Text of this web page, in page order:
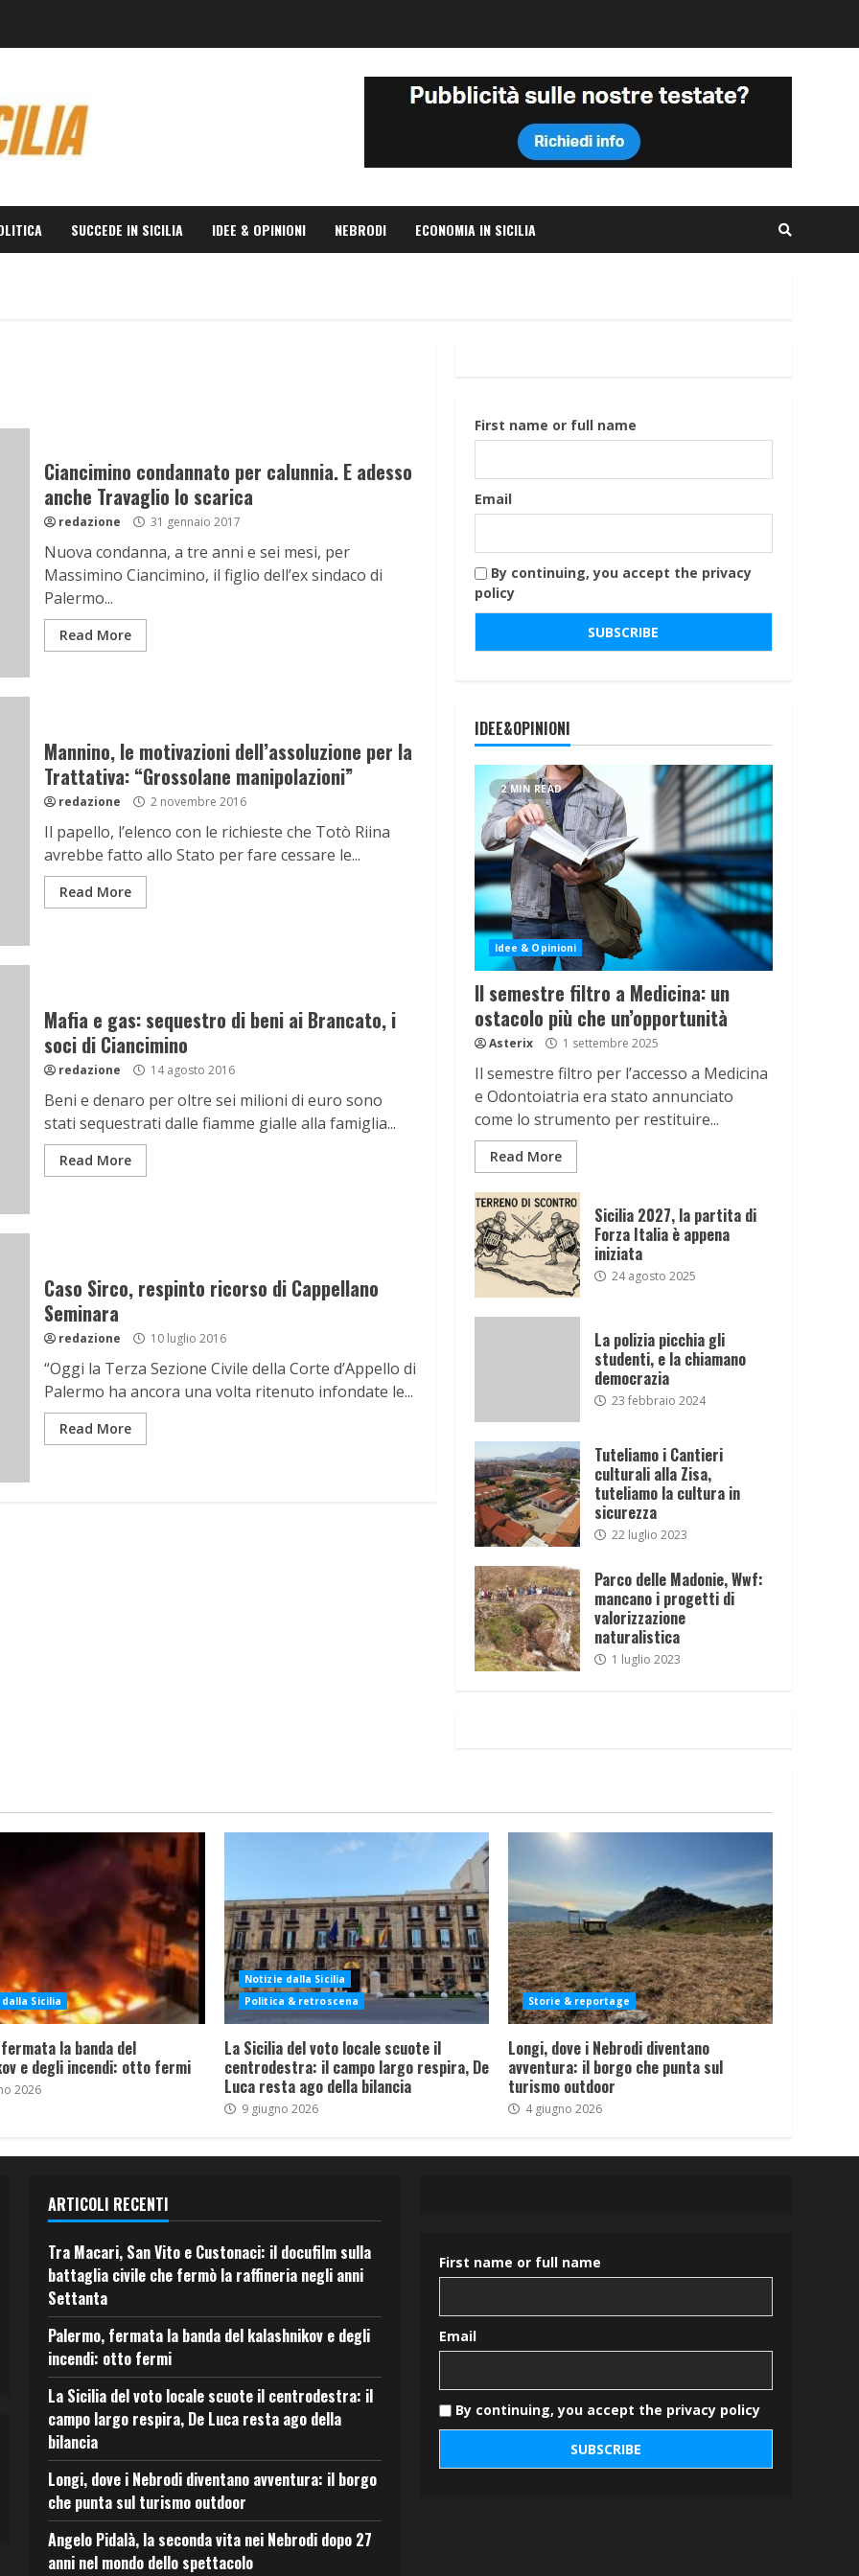
SUCCEDE IN SICILIA IDEE & OPINIONI NEBRODI ECONOMIA IN SICILIA
Ciancimino condannato per calunnia. E adesso
anche Travaglio lo scarica
redazione 31 gennaio 2017
Nuova condanna, a tre anni e sei mesi, per
Massimino Ciancimino, il figlio dell’ex sindaco di
Palermo...
Read More
Mannino, le motivazioni dell’assoluzione per la
Trattativa: “Grossolane manipolazioni”
redazione 2 novembre 2016
Il papello, l’elenco con le richieste che Totò Riina
avrebbe fatto allo Stato per fare cessare le...
Read More
Mafia e gas: sequestro di beni ai Brancato, i
soci di Ciancimino
redazione 14 agosto 2016
Beni e denaro per oltre sei milioni di euro sono
stati sequestrati dalle fiamme gialle alla famiglia...
Read More
Caso Sirco, respinto ricorso di Cappellano
Seminara
redazione 10 luglio 2016
“Oggi la Terza Sezione Civile della Corte d’Appello di
Palermo ha ancora una volta ritenuto infondate le...
Read More
First name or full name
Email
By continuing, you accept the privacy
policy
IDEE&OPINIONI
2 MIN READ
Idee & Opinioni
Il semestre filtro a Medicina: un
ostacolo più che un’opportunità
Asterix 1 settembre 2025
Il semestre filtro per l’accesso a Medicina
e Odontoiatria era stato annunciato
come lo strumento per restituire...
Read More
Sicilia 2027, la partita di
Forza Italia è appena
iniziata
24 agosto 2025
La polizia picchia gli
studenti, e la chiamano
democrazia
23 febbraio 2024
Tuteliamo i Cantieri
culturali alla Zisa,
tuteliamo la cultura in
sicurezza
22 luglio 2023
Parco delle Madonie, Wwf:
mancano i progetti di
valorizzazione
naturalistica
1 luglio 2023
Sicilia
la banda del
e degli incendi: otto fermi
2026
Notizie dalla Sicilia
Politica & retroscena
La Sicilia del voto locale scuote il
centrodestra: il campo largo respira, De
Luca resta ago della bilancia
9 giugno 2026
Storie & reportage
Longi, dove i Nebrodi diventano
avventura: il borgo che punta sul
turismo outdoor
4 giugno 2026
ARTICOLI RECENTI
Tra Macari, San Vito e Custonaci: il docufilm sulla
battaglia civile che fermò la raffineria negli anni
Settanta
Palermo, fermata la banda del kalashnikov e degli
incendi: otto fermi
La Sicilia del voto locale scuote il centrodestra: il
campo largo respira, De Luca resta ago della
bilancia
Longi, dove i Nebrodi diventano avventura: il borgo
che punta sul turismo outdoor
Angelo Pidalà, la seconda vita nei Nebrodi dopo 27
anni nel mondo dello spettacolo
First name or full name
Email
By continuing, you accept the privacy policy